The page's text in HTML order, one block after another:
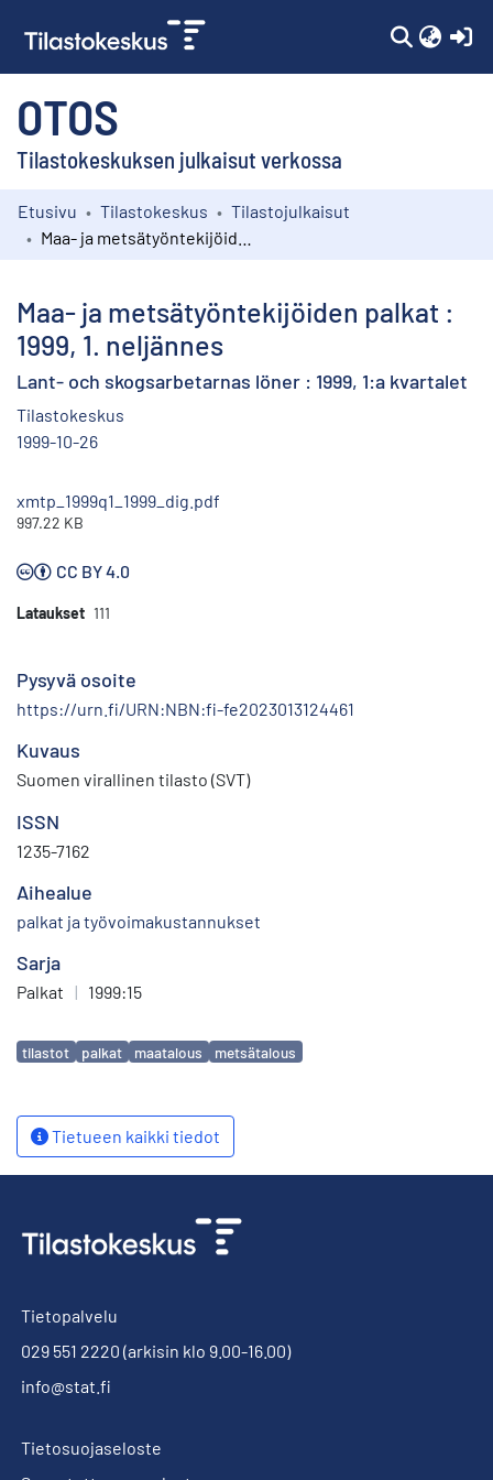
OTOS
Tilastokeskuksen julkaisut verkossa
Kokoelmat
Etusivu Tilastokeskus
Tilastojulkaisut
Maa- ja metsätyöntekijöiden palkat :
1999, 1. neljännes
Lant- och skogsarbetarnas löner : 1999, 1:a kvartalet
Tilastokeskus
1999-10-26
xmtp_1999q1_1999_dig.pdf
997.22 KB
CC BY 4.0
Lataukset 111
Pysyvä osoite
https://urn.fi/URN:NBN:fi-fe2023013124461
Kuvaus
Suomen virallinen tilasto (SVT)
ISSN
1235-7162
Aihealue
palkat ja työvoimakustannukset
Sarja
Palkat | 1999:15
Avainsanat
tilastot palkat maatalous metsätalous
Tietueen kaikki tiedot
Tietopalvelu
029 551 2220 (arkisin klo 9.00-16.00)
info@stat.fi
Tietosuojaseloste